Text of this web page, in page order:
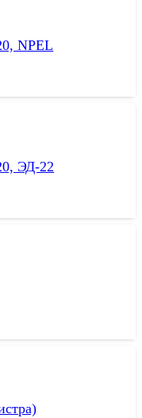
NPEL
ЭД-22